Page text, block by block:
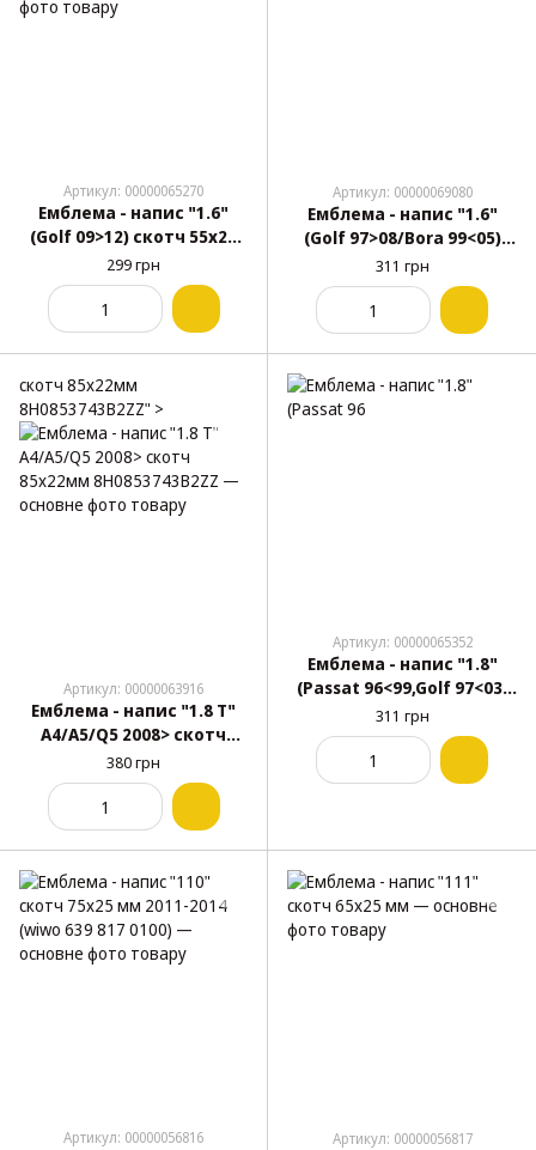
Артикул: 00000065270
Емблема - напис "1.6"
(Golf 09>12) скотч 55x25
мм (5K0853675K739)
299 грн
Артикул: 00000069080
Емблема - напис "1.6"
(Golf 97>08/Bora 99<05)
скотч 55x25 мм
(1J0853675739)
311 грн
скотч 85x22мм
8H0853743B2ZZ" >
Артикул: 00000063916
Емблема - напис "1.8 T"
A4/A5/Q5 2008> скотч
85x22мм 8H0853743B2ZZ
380 грн
Артикул: 00000065352
Емблема - напис "1.8"
(Passat 96<99,Golf 97<03)
скотч 47x25 мм
(3B0853675739)
311 грн
Артикул: 00000056816 Артикул: 00000056817